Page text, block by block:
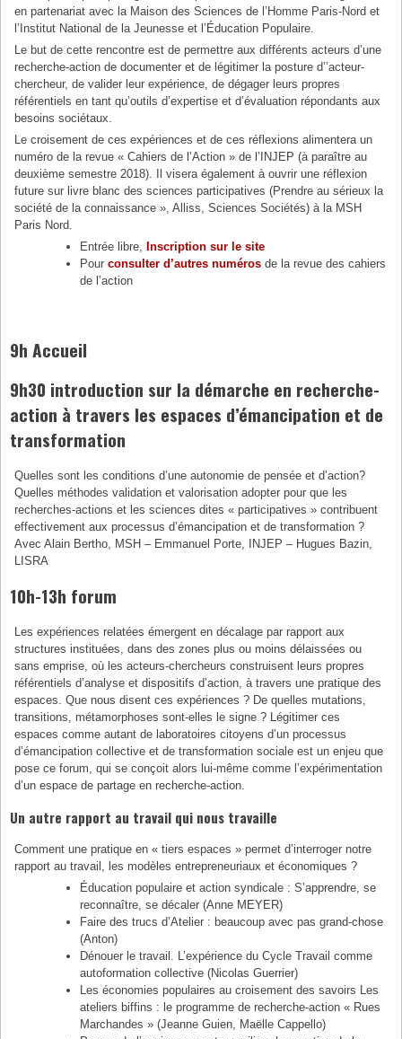
en partenariat avec la Maison des Sciences de l’Homme Paris-Nord et
l’Institut National de la Jeunesse et l’Éducation Populaire.
Le but de cette rencontre est de permettre aux différents acteurs d’une
recherche-action de documenter et de légitimer la posture d’’acteur-
chercheur, de valider leur expérience, de dégager leurs propres
référentiels en tant qu’outils d’expertise et d’évaluation répondants aux
besoins sociétaux.
Le croisement de ces expériences et de ces réflexions alimentera un
numéro de la revue « Cahiers de l’Action » de l’INJEP (à paraître au
deuxième semestre 2018). Il visera également à ouvrir une réflexion
future sur livre blanc des sciences participatives (Prendre au sérieux la
société de la connaissance », Alliss, Sciences Sociétés) à la MSH
Paris Nord.
Entrée libre, Inscription sur le site
Pourconsulter d’autres numéros de la revue des cahiers
de l’action
9h Accueil
9h30 introduction sur la démarche en recherche-
action à travers les espaces d’émancipation et de
transformation
Quelles sont les conditions d’une autonomie de pensée et d’action?
Quelles méthodes validation et valorisation adopter pour que les
recherches-actions et les sciences dites « participatives » contribuent
effectivement aux processus d’émancipation et de transformation ?
Avec Alain Bertho, MSH – Emmanuel Porte, INJEP – Hugues Bazin,
LISRA
10h-13h forum
Les expériences relatées émergent en décalage par rapport aux
structures instituées, dans des zones plus ou moins délaissées ou
sans emprise, où les acteurs-chercheurs construisent leurs propres
référentiels d’analyse et dispositifs d’action, à travers une pratique des
espaces. Que nous disent ces expériences ? De quelles mutations,
transitions, métamorphoses sont-elles le signe ? Légitimer ces
espaces comme autant de laboratoires citoyens d’un processus
d’émancipation collective et de transformation sociale est un enjeu que
pose ce forum, qui se conçoit alors lui-même comme l’expérimentation
d’un espace de partage en recherche-action.
Un autre rapport au travail qui nous travaille
Comment une pratique en « tiers espaces » permet d’interroger notre
rapport au travail, les modèles entrepreneuriaux et économiques ?
Éducation populaire et action syndicale : S’apprendre, se
reconnaître, se décaler (Anne MEYER)
Faire des trucs d’Atelier : beaucoup avec pas grand-chose
(Anton)
Dénouer le travail. L’expérience du Cycle Travail comme
autoformation collective (Nicolas Guerrier)
Les économies populaires au croisement des savoirs Les
ateliers biffins : le programme de recherche-action « Rues
Marchandes » (Jeanne Guien, Maëlle Cappello)